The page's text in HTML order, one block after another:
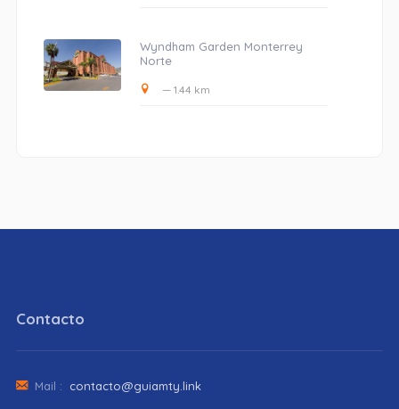
Wyndham Garden Monterrey
Norte
— 1.44 km
Contacto
Mail : contacto@guiamty.link